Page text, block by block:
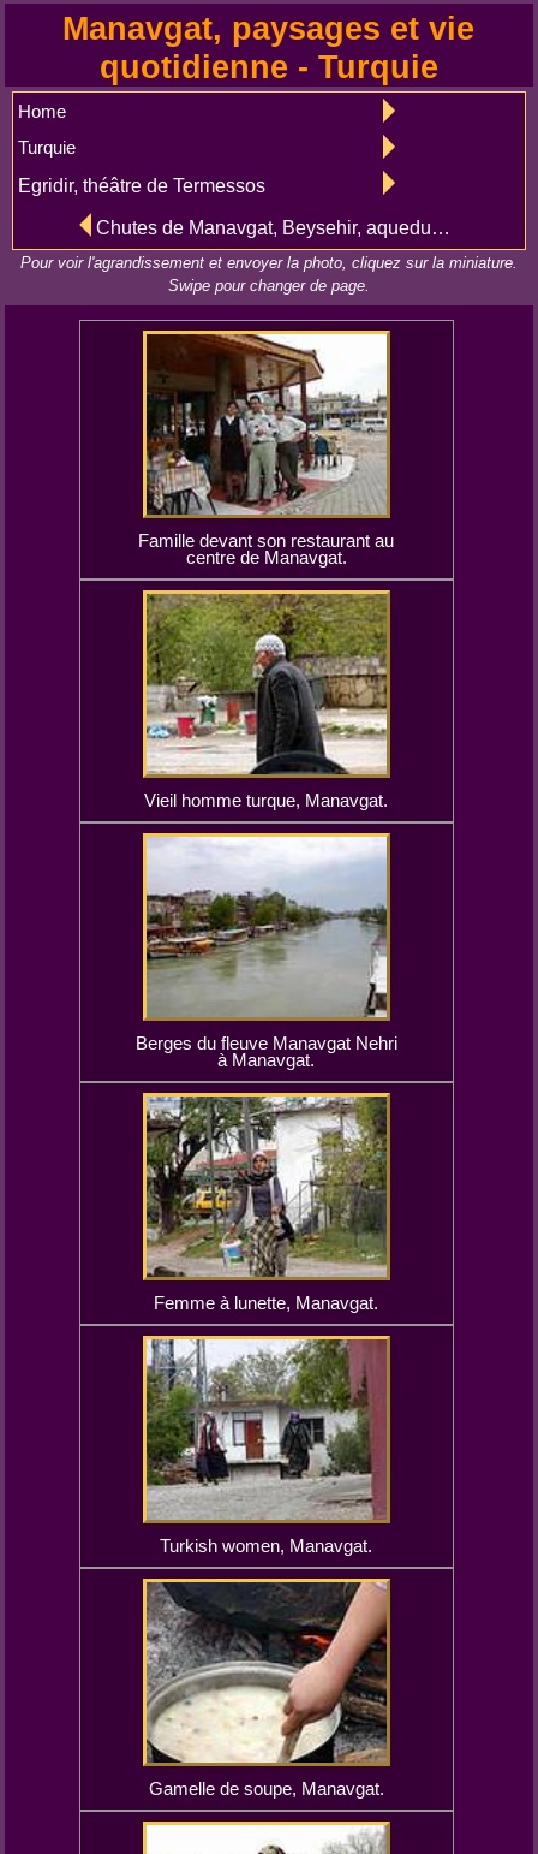
Manavgat, paysages et vie
quotidienne - Turquie
Home
Turquie
Egridir, théâtre de Termessos
Chutes de Manavgat, Beysehir, aqueduc d'Aspendos
Pour voir l'agrandissement et envoyer la photo, cliquez sur la miniature.
Swipe pour changer de page.
Famille devant son restaurant au
centre de Manavgat.
Vieil homme turque, Manavgat.
Berges du fleuve Manavgat Nehri
à Manavgat.
Femme à lunette, Manavgat.
Turkish women, Manavgat.
Gamelle de soupe, Manavgat.